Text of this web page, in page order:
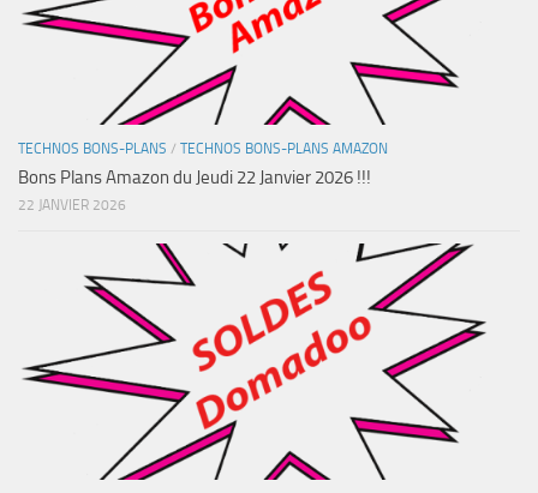
TECHNOS BONS-PLANS / TECHNOS BONS-PLANS AMAZON
Bons Plans Amazon du Jeudi 22 Janvier 2026 !!!
22 JANVIER 2026